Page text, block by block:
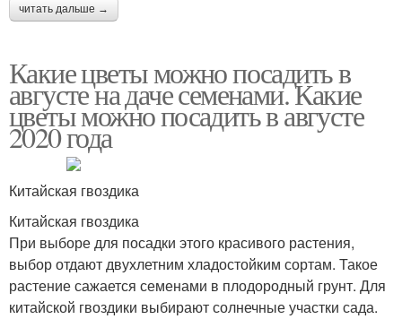
читать дальше →
Какие цветы можно посадить в
августе на даче семенами. Какие
цветы можно посадить в августе
2020 года
Китайская гвоздика
Китайская гвоздика
При выборе для посадки этого красивого растения,
выбор отдают двухлетним хладостойким сортам. Такое
растение сажается семенами в плодородный грунт. Для
китайской гвоздики выбирают солнечные участки сада.